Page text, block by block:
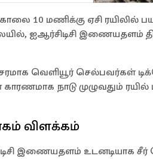
10 மணிக்கு ஏசி ரயிலில்
ஐஆர்சிடிசி இணையதளம்
வெளியூர் செல்பவர்கள்
நாடு முழுவதும்
விளக்கம்
இணையதளம் உடனடியாக சீர்